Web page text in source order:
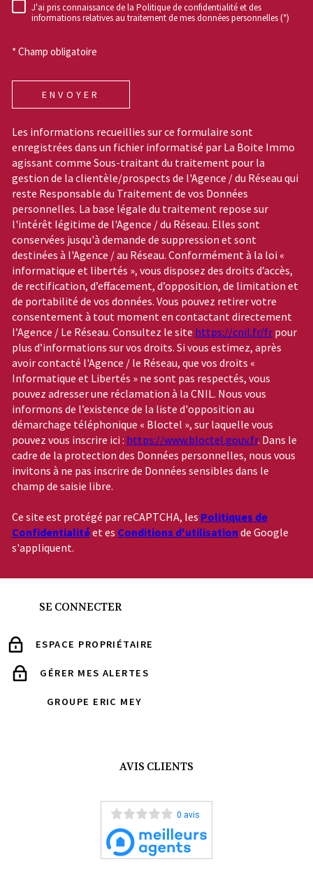
RÈGLEMENTATION
J'ai pris connaissance de la Politique de confidentialité et des
informations relatives au traitement de mes données personnelles (*)
* Champ obligatoire
ENVOYER
Les informations recueillies sur ce formulaire sont
enregistrées dans un fichier informatisé par La Boite Immo
agissant comme Sous-traitant du traitement pour la
gestion de la clientèle/prospects de l'Agence / du Réseau qui
reste Responsable du Traitement de vos Données
personnelles. La base légale du traitement repose sur
l'intérêt légitime de l'Agence / du Réseau. Elles sont
conservées jusqu'à demande de suppression et sont
destinées à l'Agence / au Réseau. Conformément à la loi «
informatique et libertés », vous disposez des droits d’accès,
de rectification, d’effacement, d’opposition, de limitation et
de portabilité de vos données. Vous pouvez retirer votre
consentement à tout moment en contactant directement
l’Agence / Le Réseau. Consultez le site https://cnil.fr/fr pour
plus d’informations sur vos droits. Si vous estimez, après
avoir contacté l'Agence / le Réseau, que vos droits «
Informatique et Libertés » ne sont pas respectés, vous
pouvez adresser une réclamation à la CNIL. Nous vous
informons de l’existence de la liste d'opposition au
démarchage téléphonique « Bloctel », sur laquelle vous
pouvez vous inscrire ici : https://www.bloctel.gouv.fr. Dans le
cadre de la protection des Données personnelles, nous vous
invitons à ne pas inscrire de Données sensibles dans le
champ de saisie libre.
Ce site est protégé par reCAPTCHA, les Politiques de
Confidentialitéet es Conditions d'utilisation de Google
s'appliquent.
SE CONNECTER
ESPACE PROPRIÉTAIRE
GÉRER MES ALERTES
GROUPE ERIC MEY
AVIS CLIENTS
0 avis